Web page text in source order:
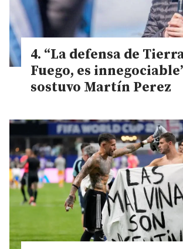
“La defensa de
Fuego, es
sostuvo Martín Perez